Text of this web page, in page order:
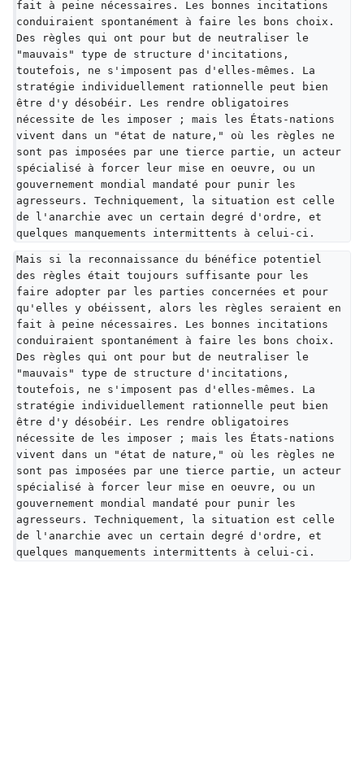
fait à peine nécessaires. Les bonnes incitations
conduiraient spontanément à faire les bons choix.
Des règles qui ont pour but de neutraliser le
"mauvais" type de structure d'incitations,
toutefois, ne s'imposent pas d'elles-mêmes. La
stratégie individuellement rationnelle peut bien
être d'y désobéir. Les rendre obligatoires
nécessite de les imposer ; mais les États-nations
vivent dans un "état de nature," où les règles ne
sont pas imposées par une tierce partie, un acteur
spécialisé à forcer leur mise en oeuvre, ou un
gouvernement mondial mandaté pour punir les
agresseurs. Techniquement, la situation est celle
de l'anarchie avec un certain degré d'ordre, et
quelques manquements intermittents à celui-ci.
Mais si la reconnaissance du bénéfice potentiel
des règles était toujours suffisante pour les
faire adopter par les parties concernées et pour
qu'elles y obéissent, alors les règles seraient en
fait à peine nécessaires. Les bonnes incitations
conduiraient spontanément à faire les bons choix.
Des règles qui ont pour but de neutraliser le
"mauvais" type de structure d'incitations,
toutefois, ne s'imposent pas d'elles-mêmes. La
stratégie individuellement rationnelle peut bien
être d'y désobéir. Les rendre obligatoires
nécessite de les imposer ; mais les États-nations
vivent dans un "état de nature," où les règles ne
sont pas imposées par une tierce partie, un acteur
spécialisé à forcer leur mise en oeuvre, ou un
gouvernement mondial mandaté pour punir les
agresseurs. Techniquement, la situation est celle
de l'anarchie avec un certain degré d'ordre, et
quelques manquements intermittents à celui-ci.